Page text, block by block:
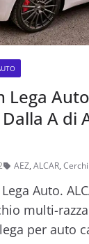
Lega
A di
AEZ, ALCAR,
Auto.
multi-
per auto